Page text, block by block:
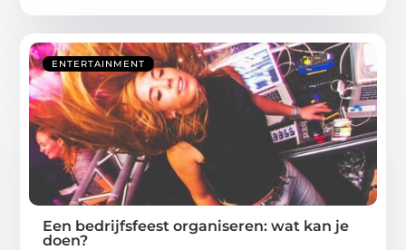
ENTERTAINMENT
Een bedrijfsfeest organiseren: wat kan je
doen?